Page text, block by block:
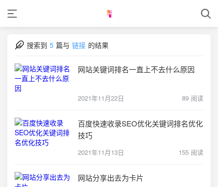
搜索到 5 篇与 链接 的结果
网站关键词排名一直上不去什么原因
2021年11月22日 89 阅读
百度快速收录SEO优化关键词排名优化
技巧
2021年11月13日 155 阅读
网站分享出去为卡片